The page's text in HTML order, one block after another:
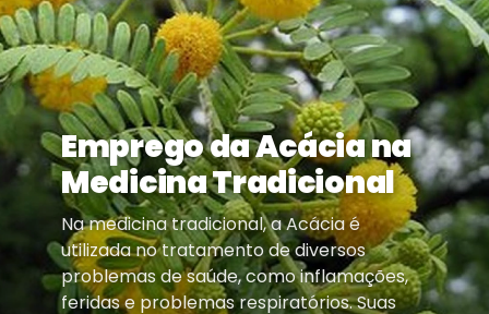
Emprego da Acácia na
Medicina Tradicional
Na medicina tradicional, a Acácia é
utilizada no tratamento de diversos
problemas de saúde, como inflamações,
feridas e problemas respiratórios. Suas